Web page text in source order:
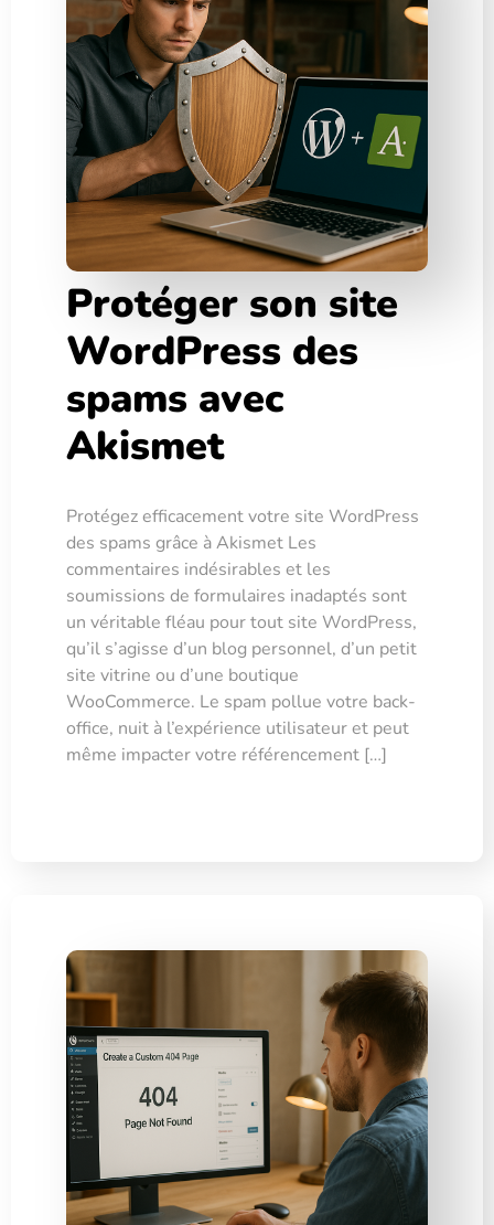
Protéger son site
WordPress des
spams avec
Akismet
Protégez efficacement votre site WordPress
des spams grâce à Akismet Les
commentaires indésirables et les
soumissions de formulaires inadaptés sont
un véritable fléau pour tout site WordPress,
qu’il s’agisse d’un blog personnel, d’un petit
site vitrine ou d’une boutique
WooCommerce. Le spam pollue votre back-
office, nuit à l’expérience utilisateur et peut
même impacter votre référencement […]